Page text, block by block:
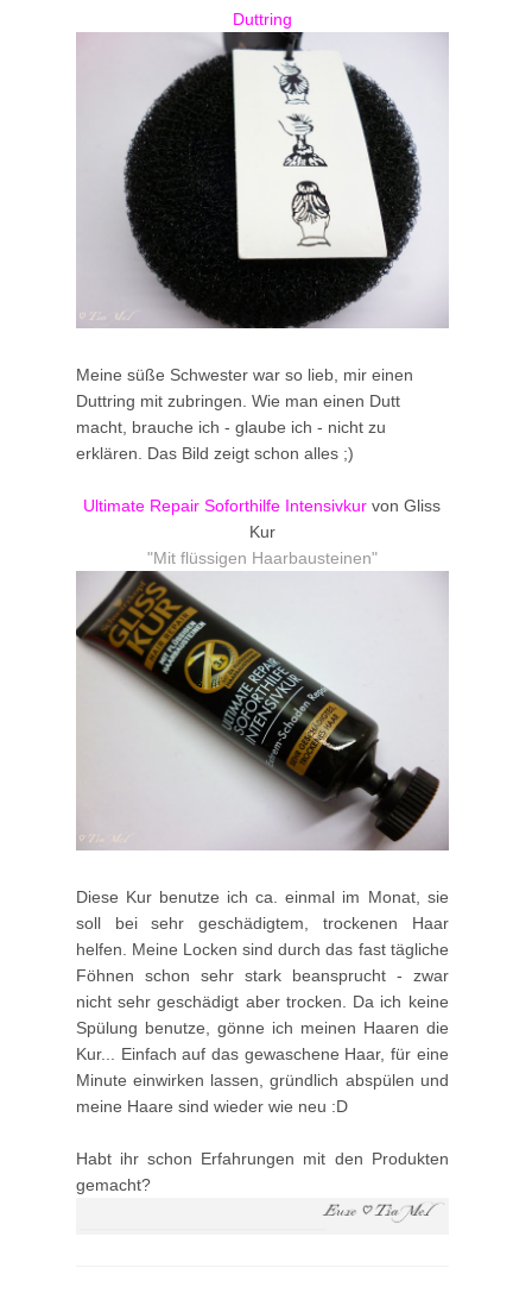
Duttring
Meine süße Schwester war so lieb, mir einen
Duttring mit zubringen. Wie man einen Dutt
macht, brauche ich - glaube ich - nicht zu
erklären. Das Bild zeigt schon alles ;)
Ultimate Repair Soforthilfe Intensivkur von Gliss
Kur
"Mit flüssigen Haarbausteinen"
Diese Kur benutze ich ca. einmal im Monat, sie
soll bei sehr geschädigtem, trockenen Haar
helfen. Meine Locken sind durch das fast tägliche
Föhnen schon sehr stark beansprucht - zwar
nicht sehr geschädigt aber trocken. Da ich keine
Spülung benutze, gönne ich meinen Haaren die
Kur... Einfach auf das gewaschene Haar, für eine
Minute einwirken lassen, gründlich abspülen und
meine Haare sind wieder wie neu :D
Habt ihr schon Erfahrungen mit den Produkten
gemacht?